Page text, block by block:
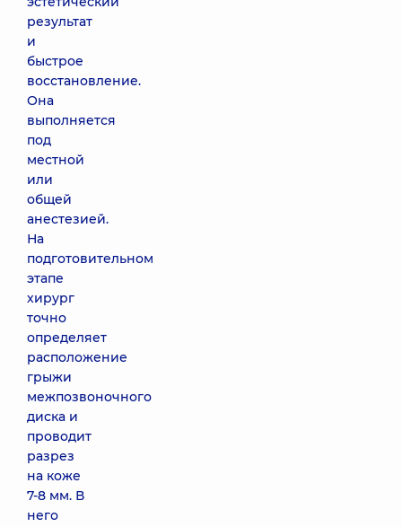
результат
и
быстрое
восстановление.
Она
выполняется
под
местной
или
общей
анестезией.
На
подготовительном
этапе
хирург
точно
определяет
расположение
грыжи
межпозвоночного
диска и
проводит
разрез
на коже
7-8 мм. В
него